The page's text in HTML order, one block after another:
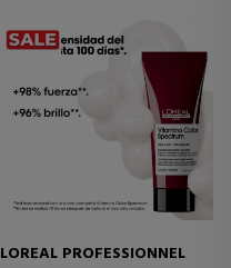
LOREAL PROFESSIONNEL